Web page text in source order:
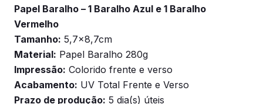
Papel Baralho – 1 Baralho Azul e 1 Baralho
Vermelho
Tamanho: 5,7×8,7cm
Material: Papel Baralho 280g
Impressão: Colorido frente e verso
Acabamento: UV Total Frente e Verso
Prazo de produção: 5 dia(s) úteis